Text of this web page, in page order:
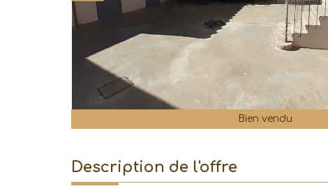
Bien vendu
description de l'offre